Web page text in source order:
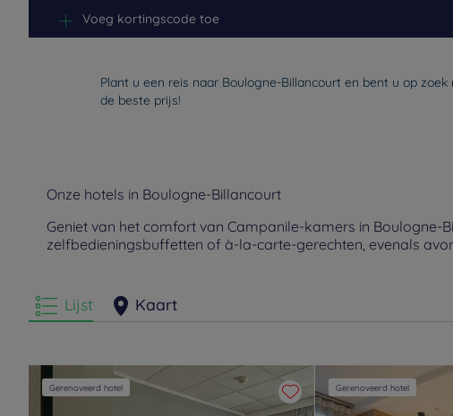
Voeg kortingscode toe
Plant u een reis naar Boulogne-Billancourt en bent u op
de beste prijs!
Onze hotels in Boulogne-Billancourt
Geniet van het comfort van Campanile-kamers in
zelfbedieningsbuffetten of à-la-carte-gerechten, evenals
Lijst Kaart
Gerenoveerd hotel Gerenoveerd hotel